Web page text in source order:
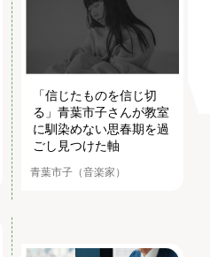
「信じたものを信じ切
る」青葉市子さんが教室
に馴染めない思春期を過
ごし見つけた軸
青葉市子（音楽家）